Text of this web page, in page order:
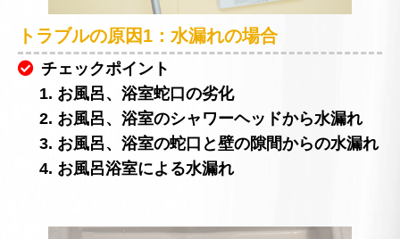
トラブルの原因1：水漏れの場合
チェックポイント
1. お風呂、浴室蛇口の劣化
2. お風呂、浴室のシャワーヘッドから水漏れ
3. お風呂、浴室の蛇口と壁の隙間からの水漏れ
4. お風呂浴室による水漏れ